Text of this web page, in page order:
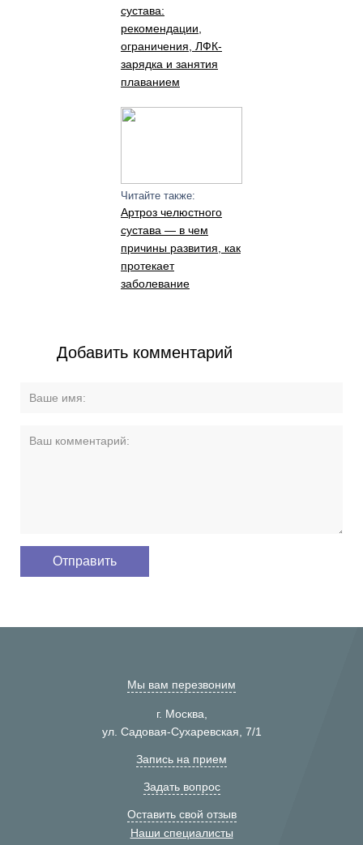
сустава:
рекомендации,
ограничения, ЛФК-
зарядка и занятия
плаванием
Читайте также:
Артроз челюстного
сустава — в чем
причины развития, как
протекает
заболевание
Добавить комментарий
Мы вам перезвоним
г. Москва,
ул. Садовая-Сухаревская, 7/1
Запись на прием
Задать вопрос
Оставить свой отзыв
Наши специалисты